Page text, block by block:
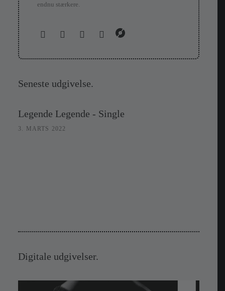
endnu stærkere.
Seneste udgivelse.
Legende Legende - Single
3. MARTS 2022
Digitale udgivelser.